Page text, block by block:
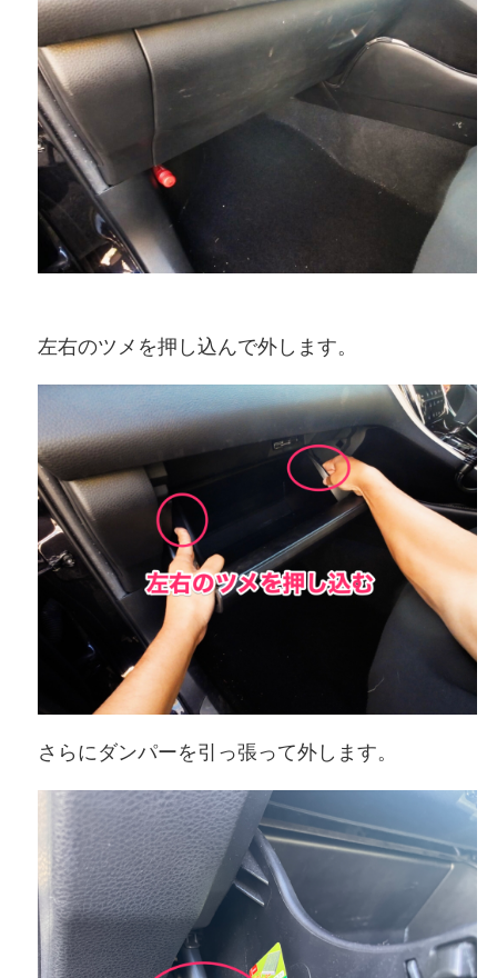
左右のツメを押し込んで外します。
さらにダンパーを引っ張って外します。